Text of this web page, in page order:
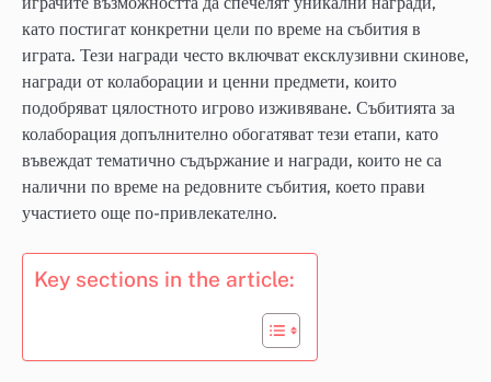
като постигат конкретни цели по време на събития в
играта. Тези награди често включват ексклузивни скинове,
награди от колаборации и ценни предмети, които
подобряват цялостното игрово изживяване. Събитията за
колаборация допълнително обогатяват тези етапи, като
въвеждат тематично съдържание и награди, които не са
налични по време на редовните събития, което прави
участието още по-привлекателно.
Key sections in the article: